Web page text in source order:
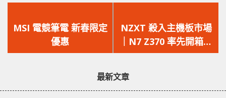
一
篇
文
MSI 電競筆電 新春限定
優惠
一
篇
文
NZXT 殺入主機板市場
｜N7 Z370 率先開箱評
測
最新文章